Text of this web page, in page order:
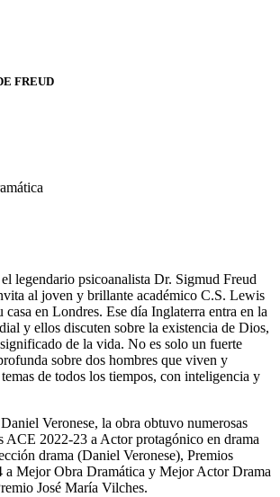
FREUD
legendario psicoanalista Dr. Sigmud Freud
al joven y brillante académico C.S. Lewis
casa en Londres. Ese día Inglaterra entra en la
y ellos discuten sobre la existencia de Dios,
de la vida. No es solo un fuerte
sobre dos hombres que viven y
de todos los tiempos, con inteligencia y
Veronese, la obra obtuvo numerosas
ACE 2022-23 a Actor protagónico en drama
drama (Daniel Veronese), Premios
a Mejor Obra Dramática y Mejor Actor Drama
José María Vilches.